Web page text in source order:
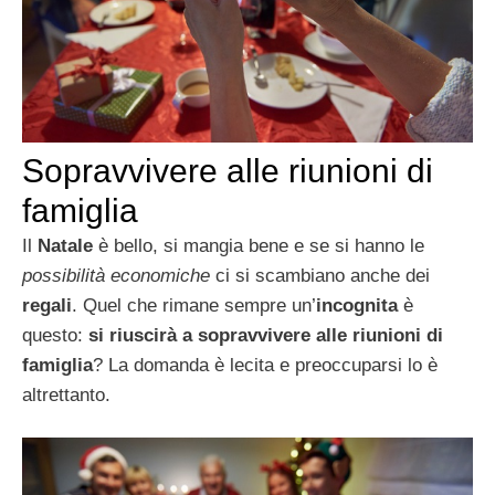
Sopravvivere alle riunioni di
famiglia
Il Natale è bello, si mangia bene e se si hanno le
possibilità economiche ci si scambiano anche dei
regali. Quel che rimane sempre un’incognitaè
questo: si riuscirà a sopravvivere alle riunioni di
famiglia? La domanda è lecita e preoccuparsi lo è
altrettanto.